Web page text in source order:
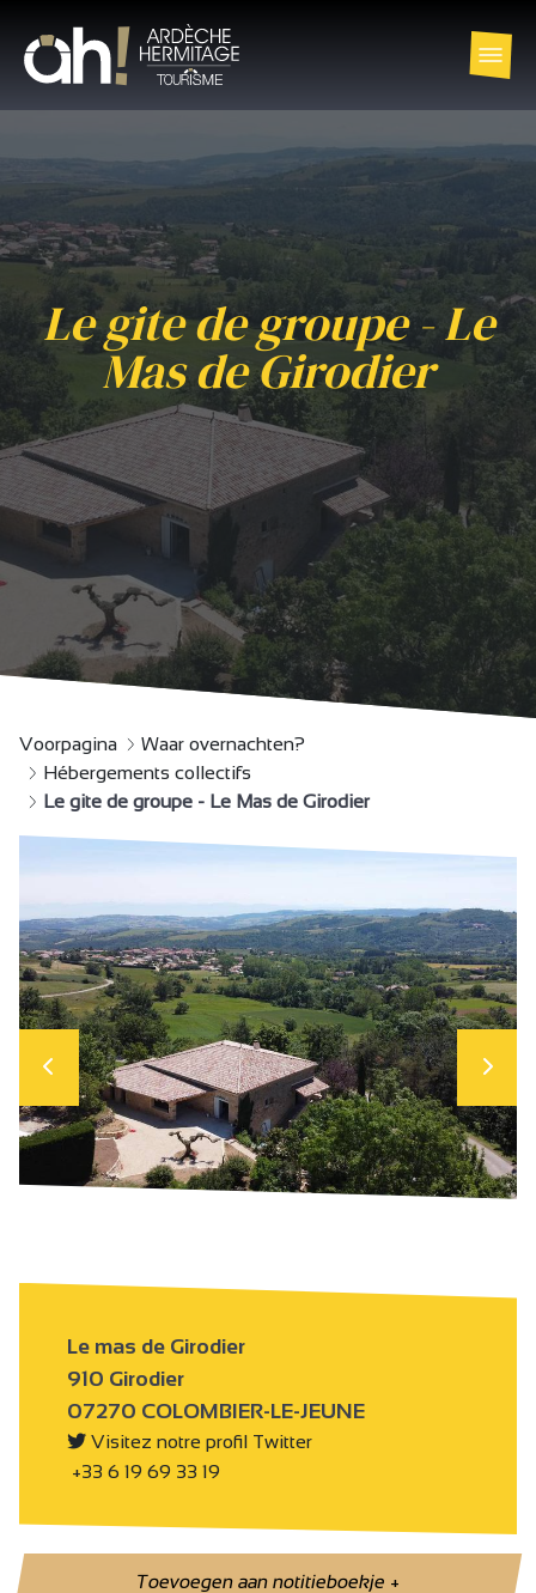
Le gite de groupe - Le
Mas de Girodier
Voorpagina
Waar overnachten?
Hébergements collectifs
Le gite de groupe - Le Mas de Girodier
Le mas de Girodier
910 Girodier
07270 COLOMBIER-LE-JEUNE
Visitez notre profil Twitter
+33 6 19 69 33 19
Toevoegen aan notitieboekje+